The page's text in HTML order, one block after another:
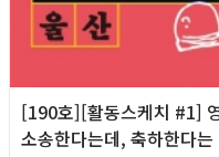
[190호][활동스케치 #1]
소송한다는데, 축하한다